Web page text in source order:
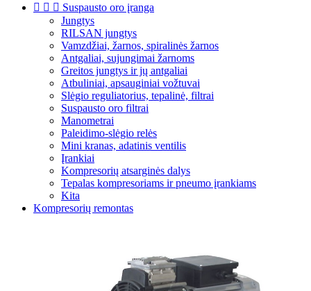
   Suspausto oro įranga
Jungtys
RILSAN jungtys
Vamzdžiai, žarnos, spiralinės žarnos
Antgaliai, sujungimai žarnoms
Greitos jungtys ir jų antgaliai
Atbuliniai, apsauginiai vožtuvai
Slėgio reguliatorius, tepalinė, filtrai
Suspausto oro filtrai
Manometrai
Paleidimo-slėgio relės
Mini kranas, adatinis ventilis
Įrankiai
Kompresorių atsarginės dalys
Tepalas kompresoriams ir pneumo įrankiams
Kita
Kompresorių remontas